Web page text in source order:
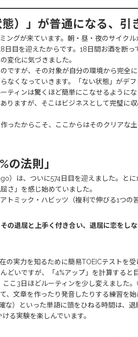
）」が普通になる、引
ングが来ています。朝・昼・夜のサイク
日目を迎えたからです。18日間お酒を断
変化に気づきました。
ですが、その対象が自分の環境から完全
なくなっていきます。「ない状態」がデ
ティンは驚くほど簡単にこなせるように
りますが、そこはビジネスとして完璧に
ったからこそ、ここからはそのクリアな
の法則」
）は、ついに574日目を迎えました。と
さ」を感じ始めていました。
トミック・ハビッツ（複利で伸びる1つの
の退屈と上手く付き合い、退屈に恋をし
の実力を知るために簡易TOEICテストを
どいですが、「4%アップ」を計算すると
こ3日ほどルーティンを少し変えました
、文章を作ったり発音したりする練習を始
確な）といった単語に頭をひねる時間は、
る実験を楽しんでいます。